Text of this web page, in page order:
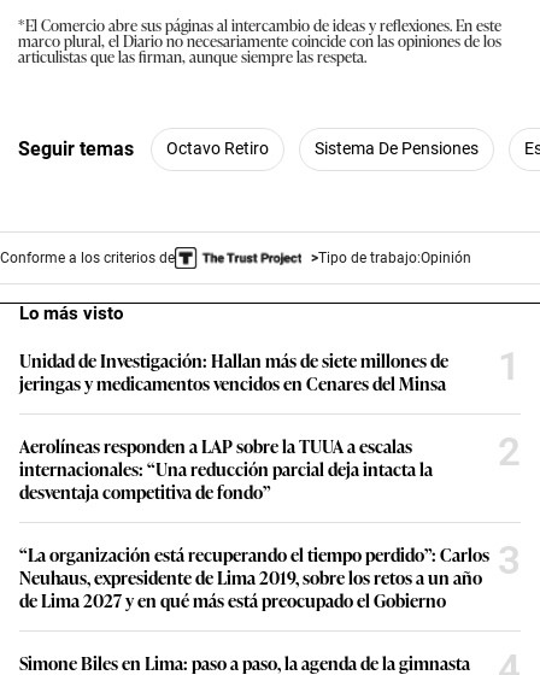
*El Comercio abre sus páginas al intercambio de ideas y reflexiones. En este
marco plural, el Diario no necesariamente coincide con las opiniones de los
articulistas que las firman, aunque siempre las respeta.
Seguir temas Octavo Retiro Sistema De Pensiones
Conforme a los criterios de Tipo de trabajo:Opinión
Lo más visto
Unidad de Investigación: Hallan más de siete millones de
jeringas y medicamentos vencidos en Cenares del Minsa
1
Aerolíneas responden a LAP sobre la TUUA a escalas
internacionales: “Una reducción parcial deja intacta la
desventaja competitiva de fondo”
2
“La organización está recuperando el tiempo perdido”: Carlos
Neuhaus, expresidente de Lima 2019, sobre los retos a un año
de Lima 2027 y en qué más está preocupado el Gobierno
3
Simone Biles en Lima: paso a paso, la agenda de la gimnasta